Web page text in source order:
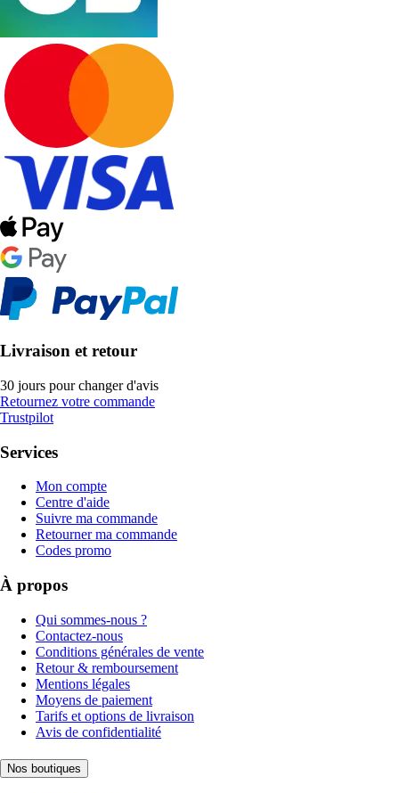
Livraison et retour
30 jours pour changer d'avis
Retournez votre commande
Trustpilot
Services
Mon compte
Centre d'aide
Suivre ma commande
Retourner ma commande
Codes promo
À propos
Qui sommes-nous ?
Contactez-nous
Conditions générales de vente
Retour & remboursement
Mentions légales
Moyens de paiement
Tarifs et options de livraison
Avis de confidentialité
Nos boutiques